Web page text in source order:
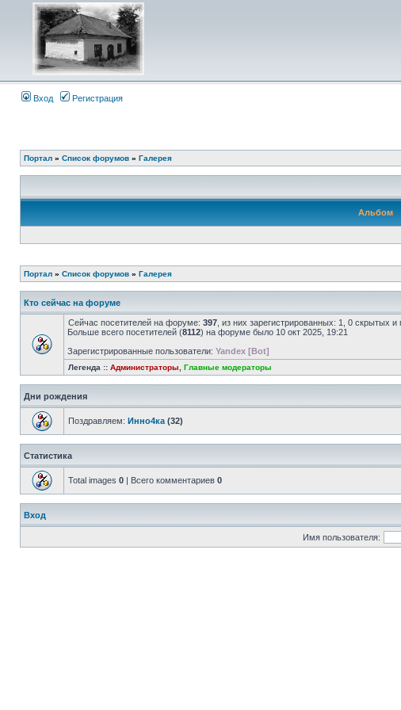
Вход Регистрация
Портал » Список форумов » Галерея
Альбом
Портал » Список форумов » Галерея
Кто сейчас на форуме
Сейчас посетителей на форуме: 397 , из них зарегистрированных: 1, 0 скрытых
Больше всего посетителей (8112) на форуме было 10 окт 2025, 19:21
Зарегистрированные пользователи: Yandex [Bot]
Легенда :: Администраторы Главные модераторы
Дни рождения
Поздравляем: Инно4ка (32)
Статистика
Total images 0 | Всего комментариев 0
Вход
Имя пользователя: